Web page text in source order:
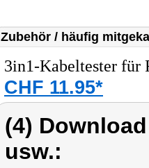
Zubehör / häufig
3in1-Kabeltester für
CHF 11.95*
(4)
usw.: